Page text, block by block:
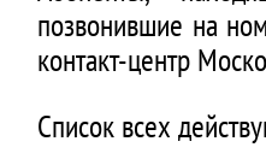
позвонившие на
контакт-центр
Список всех